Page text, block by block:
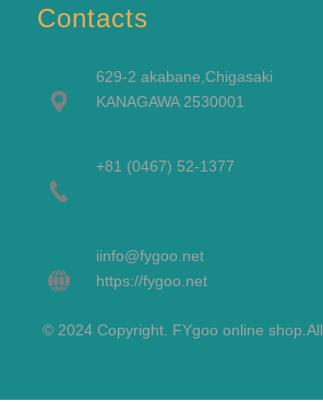
Contacts
629-2 akabane,Chigasaki
KANAGAWA 2530001
+81 (0467) 52-1377
iinfo@fygoo.net
https://fygoo.net
© 2024 Copyright. FYgoo online